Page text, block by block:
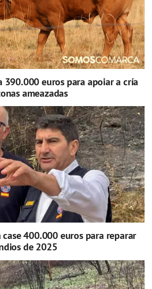
390.000 euros para apoiar a cría
ameazadas
case 400.000 euros para reparar
de 2025